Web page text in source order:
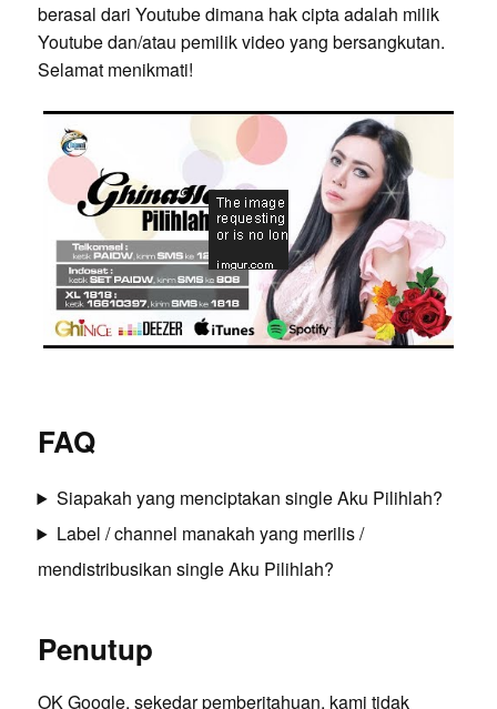
berasal dari Youtube dimana hak cipta adalah milik
Youtube dan/atau pemilik video yang bersangkutan.
Selamat menikmati!
FAQ
Siapakah yang menciptakan single Aku Pilihlah?
Label / channel manakah yang merilis /
mendistribusikan single Aku Pilihlah?
Penutup
OK Google, sekedar pemberitahuan, kami tidak